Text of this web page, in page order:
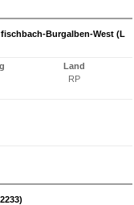
Burgalben-West (L
Land
RP